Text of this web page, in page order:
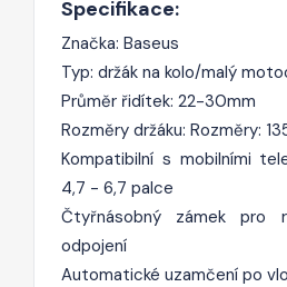
Specifikace:
Značka: Baseus
Typ: držák na kolo/malý
Průměr řidítek: 22-30mm
Rozměry držáku: Rozměry:
Kompatibilní s mobilními
4,7 - 6,7 palce
Čtyřnásobný zámek pro
odpojení
Automatické uzamčení po